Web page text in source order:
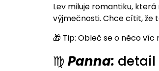
Lev miluje romantiku,
výjmečnosti. Chce cítit, že
🎁 Tip: Obleč se o něco
♍ Panna: detail